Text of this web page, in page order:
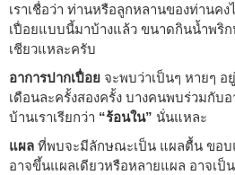
เราเชื่อว่า ท่านหรือลูกหลานของท่านค
เปื่อยแบบนี้มาบ้างแล้ว ขนาดกินน้ำพริ
เชียวแหละครับ
อาการปากเปื่อย จะพบว่าเป็นๆ หายๆ อ
เดือนละครั้งสองครั้ง บางคนพบร่วมกับ
บ้านเราเรียกว่า “ร้อนใน” นั่นแหละ
แผล ที่พบจะมีลักษณะเป็น แผลตื้น ขอบ
อาจขึ้นแผลเดียวหรือหลายแผล อาจเ